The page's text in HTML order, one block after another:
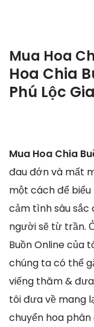
Mua Hoa
Hoa Chia
Phú Lộc
Mua Hoa Chia
đau đớn và mất
một cách để biểu
cảm tình sâu sắc
người sẽ từ trần.
Buồn Online của
chúng ta có thể
viếng thăm &
tôi đưa về mang
chuyển hoa